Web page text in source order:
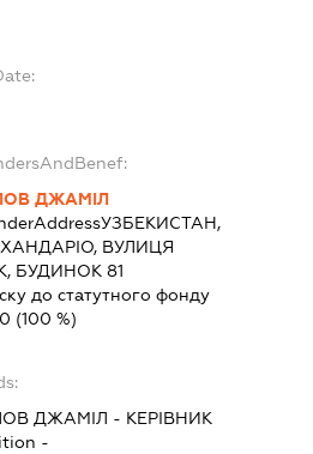
ДЖАМІЛ
УЗБЕКИСТАН,
ВУЛИЦЯ
БУДИНОК 81
до статутного фонду
(100 %)
ДЖАМІЛ - КЕРІВНИК
-